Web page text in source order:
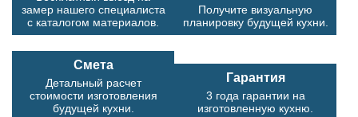
замер нашего специалиста
с каталогом материалов.
Получите визуальную
планировку будущей кухни.
Смета
Детальный расчет
стоимости изготовления
будущей кухни.
Гарантия
3 года гарантии на
изготовленную кухню.